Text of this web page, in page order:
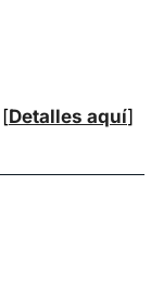
Detalles aquí]